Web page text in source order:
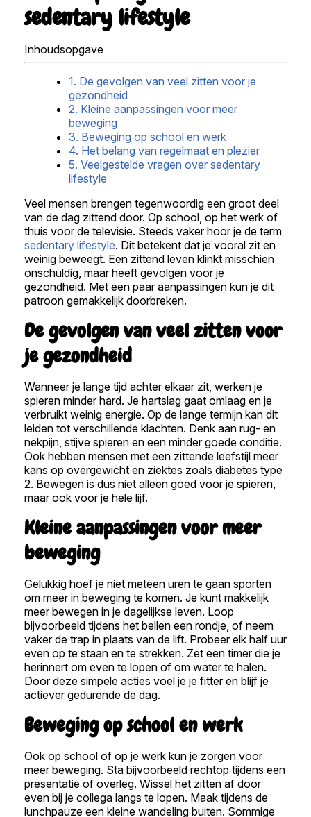
sedentary lifestyle
Inhoudsopgave
1. De gevolgen van veel zitten voor je
gezondheid
2. Kleine aanpassingen voor meer
beweging
3. Beweging op school en werk
4. Het belang van regelmaat en plezier
5. Veelgestelde vragen over sedentary
lifestyle
Veel mensen brengen tegenwoordig een groot deel
van de dag zittend door. Op school, op het werk of
thuis voor de televisie. Steeds vaker hoor je de term
sedentary lifestyle. Dit betekent dat je vooral zit en
weinig beweegt. Een zittend leven klinkt misschien
onschuldig, maar heeft gevolgen voor je
gezondheid. Met een paar aanpassingen kun je dit
patroon gemakkelijk doorbreken.
De gevolgen van veel zitten voor
je gezondheid
Wanneer je lange tijd achter elkaar zit, werken je
spieren minder hard. Je hartslag gaat omlaag en je
verbruikt weinig energie. Op de lange termijn kan dit
leiden tot verschillende klachten. Denk aan rug- en
nekpijn, stijve spieren en een minder goede conditie.
Ook hebben mensen met een zittende leefstijl meer
kans op overgewicht en ziektes zoals diabetes type
2. Bewegen is dus niet alleen goed voor je spieren,
maar ook voor je hele lijf.
Kleine aanpassingen voor meer
beweging
Gelukkig hoef je niet meteen uren te gaan sporten
om meer in beweging te komen. Je kunt makkelijk
meer bewegen in je dagelijkse leven. Loop
bijvoorbeeld tijdens het bellen een rondje, of neem
vaker de trap in plaats van de lift. Probeer elk half uur
even op te staan en te strekken. Zet een timer die je
herinnert om even te lopen of om water te halen.
Door deze simpele acties voel je je fitter en blijf je
actiever gedurende de dag.
Beweging op school en werk
Ook op school of op je werk kun je zorgen voor
meer beweging. Sta bijvoorbeeld rechtop tijdens een
presentatie of overleg. Wissel het zitten af door
even bij je collega langs te lopen. Maak tijdens de
lunchpauze een kleine wandeling buiten. Sommige